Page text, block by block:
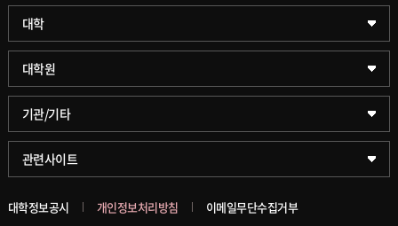
대학
과학기술대학
약학대학
글로벌비즈니스대학
대학원
일반대학원
문화스포츠대학원
창업경영대학원
기관/기타
학술정보원(도서관)
학술정보팀
관련사이트
KUPID
대학정보공시 개인정보처리방침 이메일무단수집거부